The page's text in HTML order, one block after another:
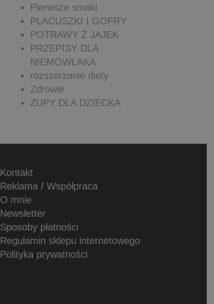
Pierwsze smaki
PLACUSZKI I GOFRY
POTRAWY Z JAJEK
PRZEPISY DLA
NIEMOWLAKA
rozszerzanie diety
Zdrowie
ZUPY DLA DZIECKA
Kontakt
Reklama / Współpraca
O mnie
Newsletter
Sposoby płatności
Regulamin sklepu internetowego
Polityka prywatności